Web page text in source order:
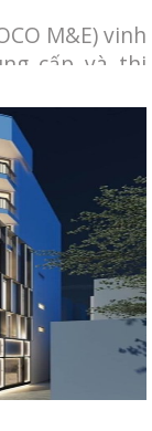
M&E) vinh
cấp và thi
TNHH MTV
172-174
Qui